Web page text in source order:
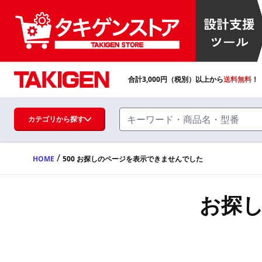
ハンドル・取手・つまみ・周辺機器
FA・A
合計3,000円（税別）以上から送料無料
カテゴリから探す
HOME / 500 お探しのページを表示できませんでした
お探